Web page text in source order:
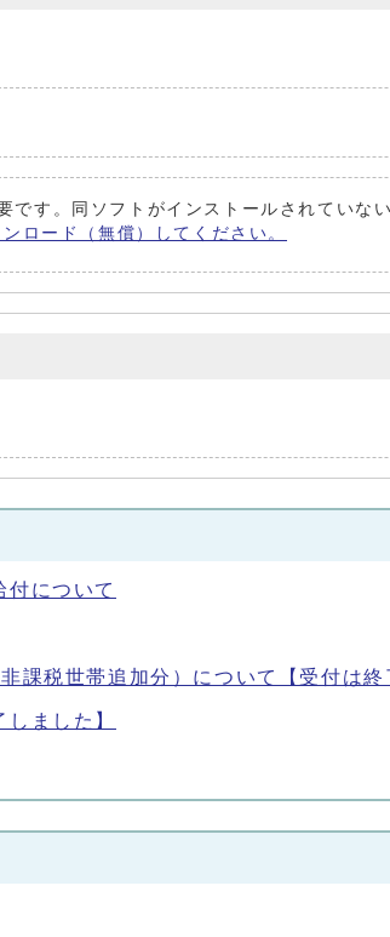
す。同ソフトがインストールされていない
ード（無償）してください。
について
課税世帯追加分）について【受付は終
ました】